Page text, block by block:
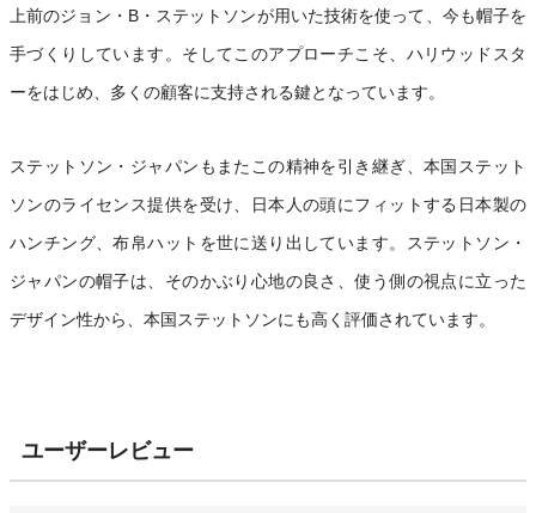
上前のジョン・B・ステットソンが用いた技術を使って、今も帽子を
手づくりしています。そしてこのアプローチこそ、ハリウッドスタ
ーをはじめ、多くの顧客に支持される鍵となっています。
ステットソン・ジャパンもまたこの精神を引き継ぎ、本国ステット
ソンのライセンス提供を受け、日本人の頭にフィットする日本製の
ハンチング、布帛ハットを世に送り出しています。ステットソン・
ジャパンの帽子は、そのかぶり心地の良さ、使う側の視点に立った
デザイン性から、本国ステットソンにも高く評価されています。
ユーザーレビュー